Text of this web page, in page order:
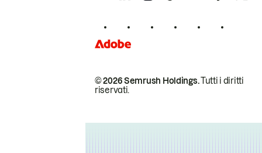
© 2026 Semrush Holdings.Tutti i diritti
riservati.